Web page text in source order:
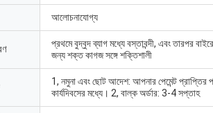
আলোচনাযোগ্য
প্রথমে বুদ্বুদ ব্যাগ মধ্যে বস্তাবন্দী, এবং তারপর
জন্য শক্ত কাগজ সঙ্গে শক্তিশালী
1, নমুনা এবং ছোট আদেশ: আপনার পেমেন্ট প্রাপ্তির
কার্যদিবসের মধ্যে। 2, বাল্ক অর্ডার: 3-4 সপ্তাহ